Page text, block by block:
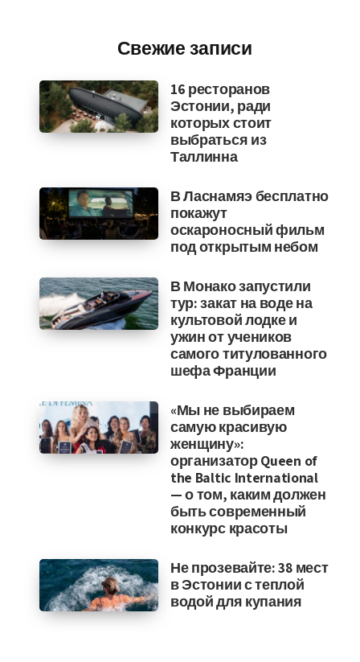
Свежие записи
16 ресторанов
Эстонии, ради
которых стоит
выбраться из
Таллинна
В Ласнамяэ бесплатно
покажут
оскароносный фильм
под открытым небом
В Монако запустили
тур: закат на воде на
культовой лодке и
ужин от учеников
самого титулованного
шефа Франции
«Мы не выбираем
самую красивую
женщину»:
организатор Queen of
the Baltic International
— о том, каким должен
быть современный
конкурс красоты
Не прозевайте: 38 мест
в Эстонии с теплой
водой для купания